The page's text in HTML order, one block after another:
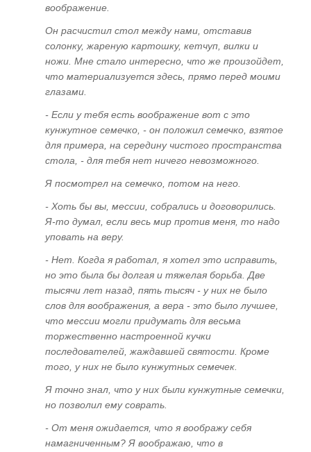
Понятия "судьба" и "карма". Основной закон
Мироздания - "Неприкосновенность Воли"
Кто придумал гадания? Гадания и
спиритизм - всеобщая глупость
"Техника безопасности" в эзотерике.
Основные принципы
Точная адресность мыслеформы
Закон Сохранения
Принцип "неперсонификации"
Отвыкайте от "хватательных рефлексов",
или Правило "свободной руки"
Куда девать астральный мусор?
Аннигиляция программ и ваш потенциал
ГЛАВА СЕДЬМАЯ
Язык общения, вербальная магия и
воображение.
Он расчистил стол между нами, отставив
солонку, жареную картошку, кетчуп, вилки и
ножи. Мне стало интересно, что же произойдет,
что материализуется здесь, прямо перед моими
глазами.
- Если у тебя есть воображение вот с это
кунжутное семечко, - он положил семечко, взятое
для примера, на середину чистого пространства
стола, - для тебя нет ничего невозможного.
Я посмотрел на семечко, потом на него.
- Хоть бы вы, мессии, собрались и договорились.
Я-то думал, если весь мир против меня, то надо
уповать на веру.
- Нет. Когда я работал, я хотел это исправить,
но это была бы долгая и тяжелая борьба. Две
тысячи лет назад, пять тысяч - у них не было
слов для воображения, а вера - это было лучшее,
что мессии могли придумать для весьма
торжественно настроенной кучки
последователей, жаждавшей святости. Кроме
того, у них не было кунжутных семечек.
Я точно знал, что у них были кунжутные семечки,
но позволил ему соврать.
- От меня ожидается, что я воображу себя
намагниченным? Я воображаю, что в